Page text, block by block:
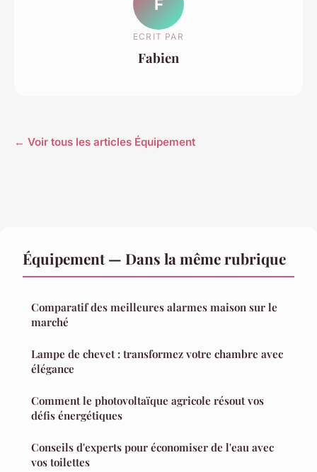
F
ECRIT PAR
Fabien
← Voir tous les articles Équipement
Équipement — Dans la même rubrique
Comparatif des meilleures alarmes maison sur le
marché
Lampe de chevet : transformez votre chambre avec
élégance
Comment le photovoltaïque agricole résout vos
défis énergétiques
Conseils d'experts pour économiser de l'eau avec
vos toilettes